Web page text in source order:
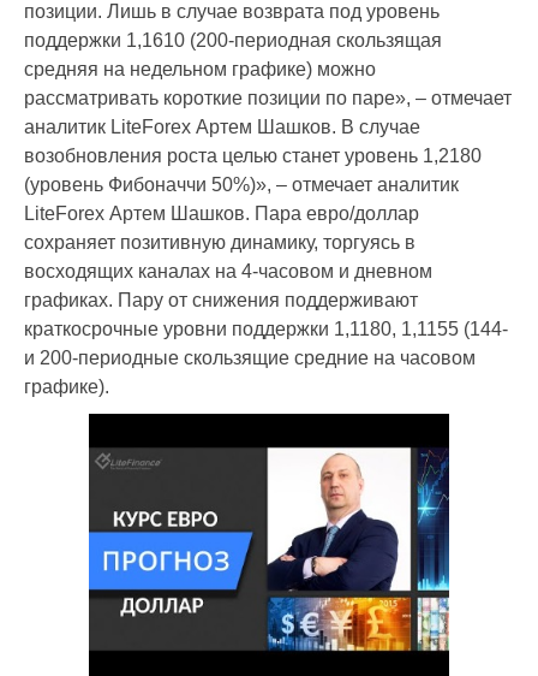
позиции. Лишь в случае возврата под уровень
поддержки 1,1610 (200-периодная скользящая
средняя на недельном графике) можно
рассматривать короткие позиции по паре», – отмечает
аналитик LiteForex Артем Шашков. В случае
возобновления роста целью станет уровень 1,2180
(уровень Фибоначчи 50%)», – отмечает аналитик
LiteForex Артем Шашков. Пара евро/доллар
сохраняет позитивную динамику, торгуясь в
восходящих каналах на 4-часовом и дневном
графиках. Пару от снижения поддерживают
краткосрочные уровни поддержки 1,1180, 1,1155 (144-
и 200-периодные скользящие средние на часовом
графике).